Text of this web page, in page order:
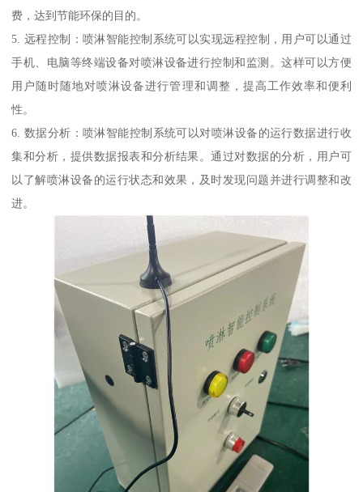
费，达到节能环保的目的。
5. 远程控制：喷淋智能控制系统可以实现远程控制，用户可以通过
手机、电脑等终端设备对喷淋设备进行控制和监测。这样可以方便
用户随时随地对喷淋设备进行管理和调整，提高工作效率和便利
性。
6. 数据分析：喷淋智能控制系统可以对喷淋设备的运行数据进行收
集和分析，提供数据报表和分析结果。通过对数据的分析，用户可
以了解喷淋设备的运行状态和效果，及时发现问题并进行调整和改
进。